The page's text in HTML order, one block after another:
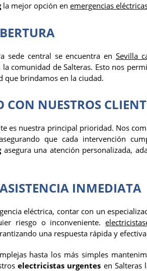
la mejor opción en emergencias
sede central se encuentra en Sevilla
comunidad de Salteras. Esto nos
que brindamos en la ciudad.
CON NUESTROS
es nuestra principal prioridad. Nos
que cada intervención
asegura una atención personalizada,
INMEDIATA
eléctrica, contar con un
riesgo o inconveniente.
una respuesta rápida y
hasta los más simples
electricistas urgentes en Salteras